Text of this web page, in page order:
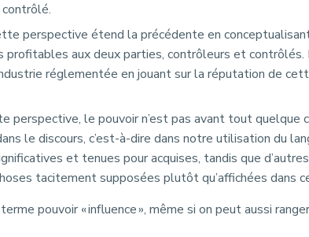
perspective étend la précédente en
profitables aux deux parties, contrôleurs et
réglementée en jouant sur la réputation de
perspective, le pouvoir n’est pas avant tout quelque
le discours, c’est-à-dire dans notre utilisation du
et tenues pour acquises, tandis que
tacitement supposées plutôt qu’affichées dans
pouvoir « influence », même si on peut aussi